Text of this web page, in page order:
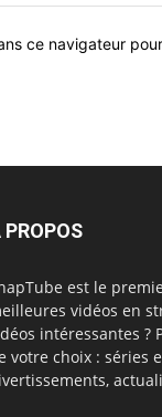
ce navigateur
PROPOS
est le
vidéos en
intéressantes ?
votre choix : séries